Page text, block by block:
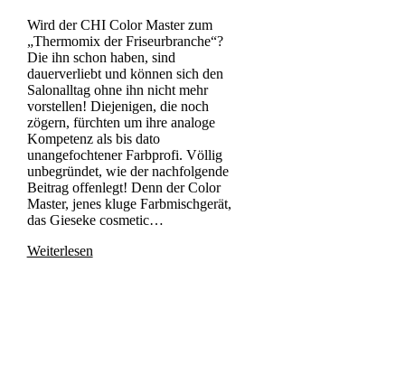
Wird der CHI Color Master zum
„Thermomix der Friseurbranche“?
Die ihn schon haben, sind
dauerverliebt und können sich den
Salonalltag ohne ihn nicht mehr
vorstellen! Diejenigen, die noch
zögern, fürchten um ihre analoge
Kompetenz als bis dato
unangefochtener Farbprofi. Völlig
unbegründet, wie der nachfolgende
Beitrag offenlegt! Denn der Color
Master, jenes kluge Farbmischgerät,
das Gieseke cosmetic…
Weiterlesen